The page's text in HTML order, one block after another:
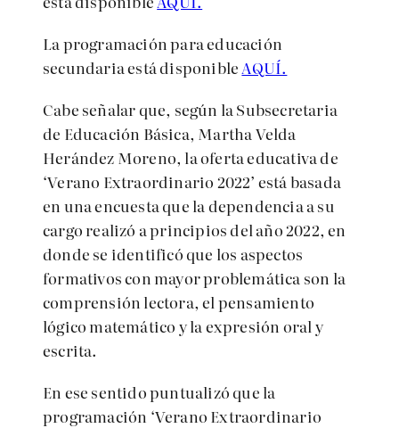
La programación para educación
secundaria está disponibleAQUÍ.
Cabe señalar que, según la Subsecretaria
de Educación Básica, Martha Velda
Herández Moreno, la oferta educativa de
‘Verano Extraordinario 2022’ está basada
en una encuesta que la dependencia a su
cargo realizó a principios del año 2022, en
donde se identificó que los aspectos
formativos con mayor problemática son la
comprensión lectora, el pensamiento
lógico matemático y la expresión oral y
escrita.
En ese sentido puntualizó que la
programación ‘Verano Extraordinario